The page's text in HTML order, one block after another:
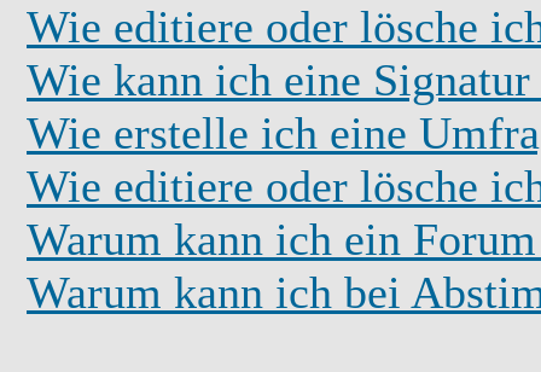
Wie editiere oder lösche
Wie kann ich eine Signatur
Wie erstelle ich eine
Wie editiere oder lösche
Warum kann ich ein
Warum kann ich bei